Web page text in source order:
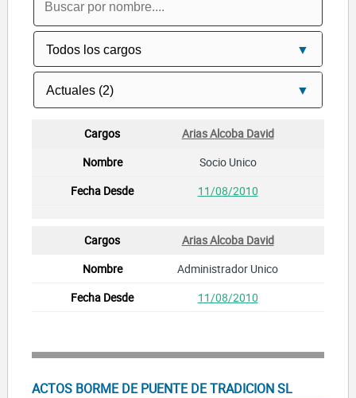
Arias Alcoba David
Socio Unico
11/08/2010
Arias Alcoba David
Administrador Unico
11/08/2010
ACTOS BORME DE PUENTE DE TRADICION SL